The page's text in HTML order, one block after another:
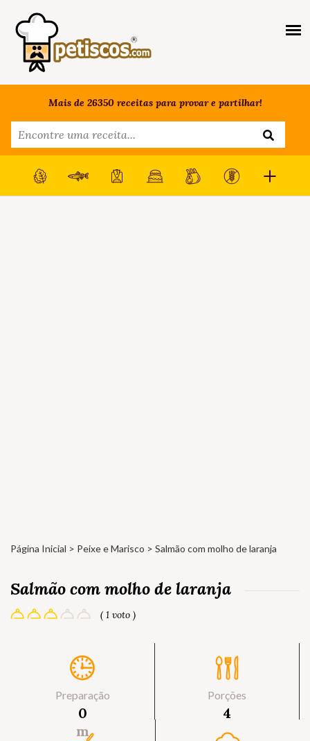
Mais de 26350 receitas para provar e partilhar!
Página Inicial > Peixe e Marisco > Salmão com molho de laranja
Salmão com molho de laranja
( 1 voto )
Preparação
0
m
Porções
4